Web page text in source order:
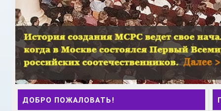
ДОБРО ПОЖАЛОВАТЬ!